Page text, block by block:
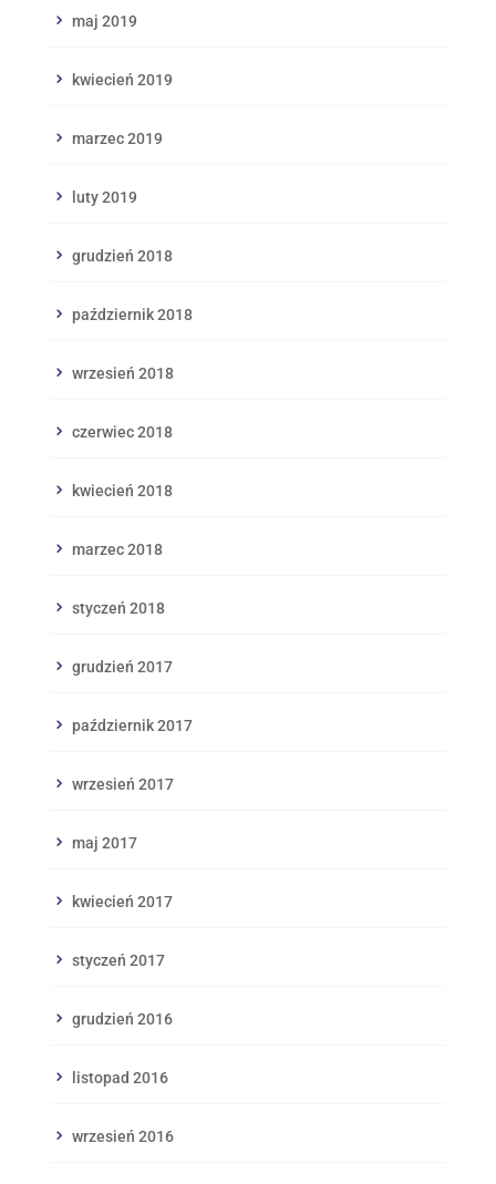
maj 2019
kwiecień 2019
marzec 2019
luty 2019
grudzień 2018
październik 2018
wrzesień 2018
czerwiec 2018
kwiecień 2018
marzec 2018
styczeń 2018
grudzień 2017
październik 2017
wrzesień 2017
maj 2017
kwiecień 2017
styczeń 2017
grudzień 2016
listopad 2016
wrzesień 2016